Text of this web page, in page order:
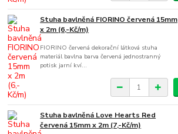
Stuha bavlněná FIORINO červená 15mm
x 2m (6,-Kč/m)
FIORINO červená dekorační látková stuha
materiál bavlna barva červená jednostranný
potisk jarní kví...
Stuha bavlněná Love Hearts Red
červená 15mm x 2m (7,-Kč/m)